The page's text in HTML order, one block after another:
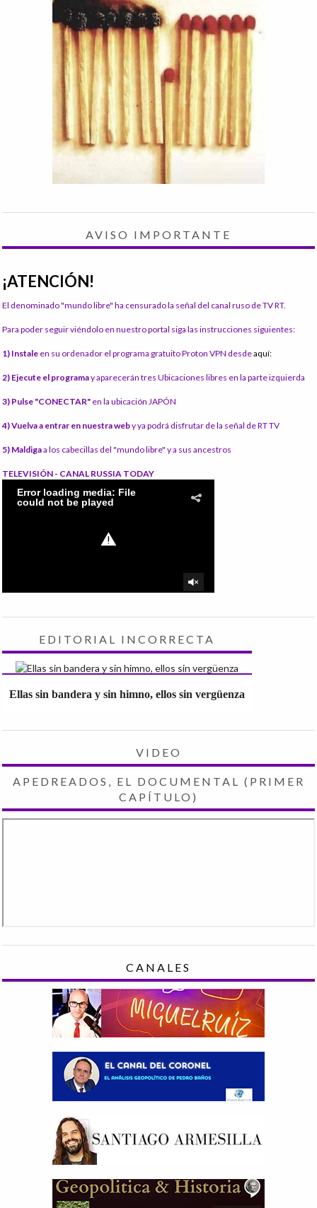
AVISO IMPORTANTE
¡ATENCIÓN!
El denominado "mundo libre" ha censurado la señal del canal ruso de TV RT.
Para poder seguir viéndolo en nuestro portal siga las instrucciones siguientes:
1) Instale en su ordenador el programa gratuito Proton VPN desdeaquí:
2) Ejecute el programay aparecerán tres Ubicaciones libres en la parte izquierda
3) Pulse "CONECTAR" en la ubicación JAPÓN
4) Vuelva a entrar en nuestra weby ya podrá disfrutar de la señal de RT TV
5) Maldigaa los cabecillas del "mundo libre" y a sus ancestros
TELEVISIÓN - CANAL RUSSIA TODAY
EDITORIAL INCORRECTA
Ellas sin bandera y sin himno, ellos sin vergüenza
VIDEO
APEDREADOS, EL DOCUMENTAL (PRIMER
CAPÍTULO)
CANALES